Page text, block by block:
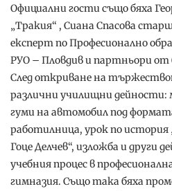
Официални гости също бяха
„Тракия“ , Сиана Спасова
експерт по Професионално
РУО – Пловдив и партньори от
След откриване на
различни училищни
гуми на автомобил под
работилница, урок по история
Гоце Делчев“, изложба и други
учебния процес в
гимназия. Също така бяха